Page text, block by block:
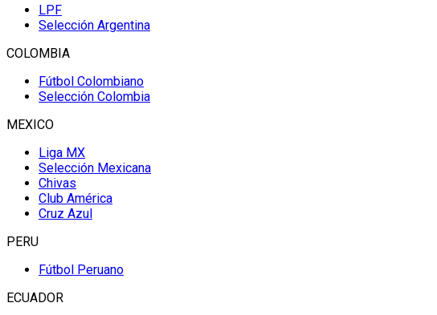
LPF
Selección Argentina
COLOMBIA
Fútbol Colombiano
Selección Colombia
MEXICO
Liga MX
Selección Mexicana
Chivas
Club América
Cruz Azul
PERU
Fútbol Peruano
ECUADOR